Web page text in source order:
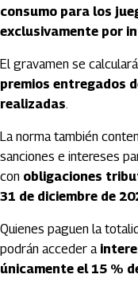
consumo para los
exclusivamente por
El gravamen se
premios entregados
realizadas.
La norma también
sanciones e intereses
con obligaciones
31 de diciembre de
Quienes paguen la
podrán acceder a
únicamente el 15 %